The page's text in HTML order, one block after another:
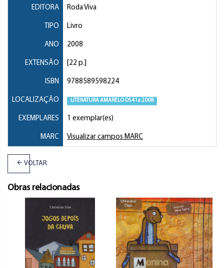
EDITORA Roda Viva
TIPO Livro
ANO 2008
EXTENSÃO [22 p.]
ISBN 9788589598224
LOCALIZAÇÃO LITERATURA AMARELO D541a 2008
EXEMPLARES 1 exemplar(es)
MARC Visualizar campos MARC
VOLTAR
Obras relacionadas